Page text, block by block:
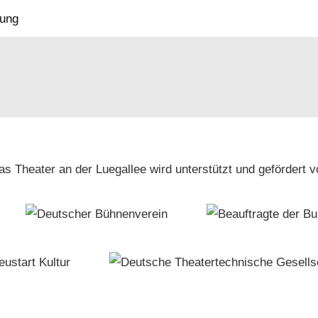
Theater an der Luegallee wird unterstützt und gefördert